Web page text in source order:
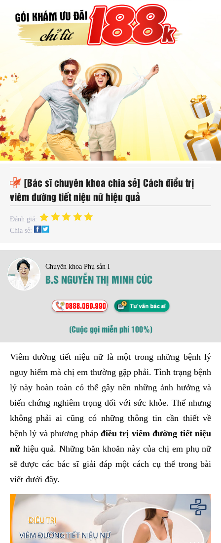
[Bác sĩ chuyên khoa chia sẻ] Cách điều trị
viêm đường tiết niệu nữ hiệu quả
Đánh giá:
Chia sẻ:
Chuyên khoa Phụ sản I
B.S NGUYỄN THỊ MINH CÚC
(Cuộc gọi miễn phí 100%)
Viêm đường tiết niệu nữ là một trong những bệnh lý
nguy hiểm mà chị em thường gặp phải. Tình trạng bệnh
lý này hoàn toàn có thể gây nên những ảnh hưởng và
biến chứng nghiêm trọng đối với sức khỏe. Thế nhưng
không phải ai cũng có những thông tin cần thiết về
bệnh lý và phương pháp điều trị viêm đường tiết niệu
nữ hiệu quả. Những băn khoăn này của chị em phụ nữ
sẽ được các bác sĩ giải đáp một cách cụ thể trong bài
viết dưới đây.